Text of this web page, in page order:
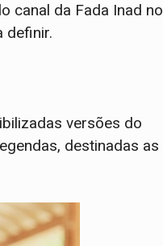
canal da Fada Inad no
definir.
versões do
destinadas as